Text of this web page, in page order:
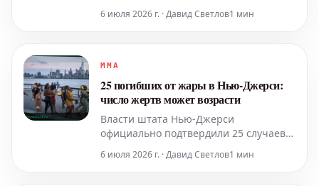
серьезными трудностями. Несмотря
репутация пошатнулась. Главной
дочь Ингрид Александра. Кор
6 июля 2026 г. · Давид Светлов1 мин
MMA
25 погибших от жары в Нью-Джерси:
число жертв может возрасти
Власти штата Нью-Джерси
официально подтвердили 25 случаев
волной жары, которая началась в
6 июля 2026 г. · Давид Светлов1 мин